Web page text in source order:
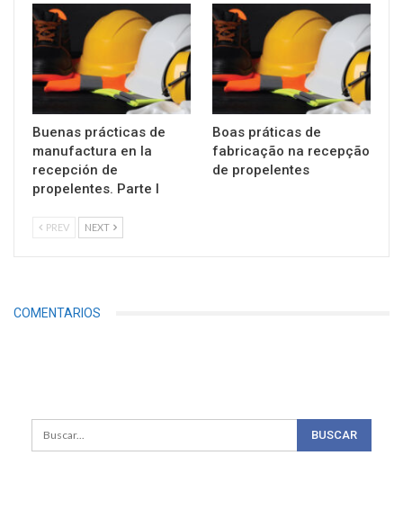
Buenas prácticas de
manufactura en la
recepción de
propelentes. Parte I
Boas práticas de
fabricação na recepção
de propelentes
PREV NEXT
COMENTARIOS